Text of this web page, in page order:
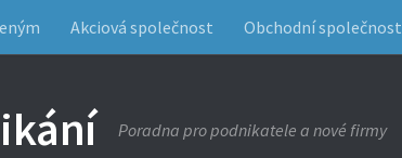
Akciová společnost Obchodní společnost
Poradna pro podnikatele a nové firmy